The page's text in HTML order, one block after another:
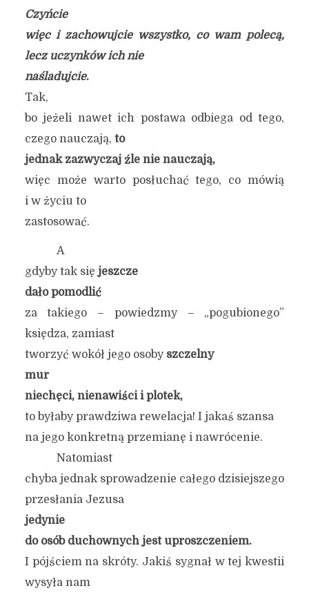
Czyńcie
więc i zachowujcie wszystko, co wam polecą,
lecz uczynków ich nie
naśladujcie.
Tak,
bo jeżeli nawet ich postawa odbiega od tego,
czego nauczają, to
jednak zazwyczaj źle nie nauczają,
więc może warto posłuchać tego, co mówią
i w życiu to
zastosować.
A
gdyby tak się jeszcze
dało pomodlić
za takiego – powiedzmy – „pogubionego”
księdza, zamiast
tworzyć wokół jego osoby szczelny
mur
niechęci, nienawiści i plotek,
to byłaby prawdziwa rewelacja! I jakaś szansa
na jego konkretną przemianę i nawrócenie.
Natomiast
chyba jednak sprowadzenie całego dzisiejszego
przesłania Jezusa
jedynie
do osób duchownych jest uproszczeniem.
I pójściem na skróty. Jakiś sygnał w tej kwestii
wysyła nam